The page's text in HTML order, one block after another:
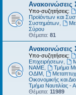
Υπο-συζητήσεις:
Προϊόντων και
Συστημάτων
Σύρου
Θέματα: 81
Υπο-συζητήσεις:
Επιχειρήσεων
ΝΑΜΕ
Τμήμα
ΟΔΙΜ
Οικονομικής και
Τμήμα Ναυτιλίας -
Θέματα: 11989